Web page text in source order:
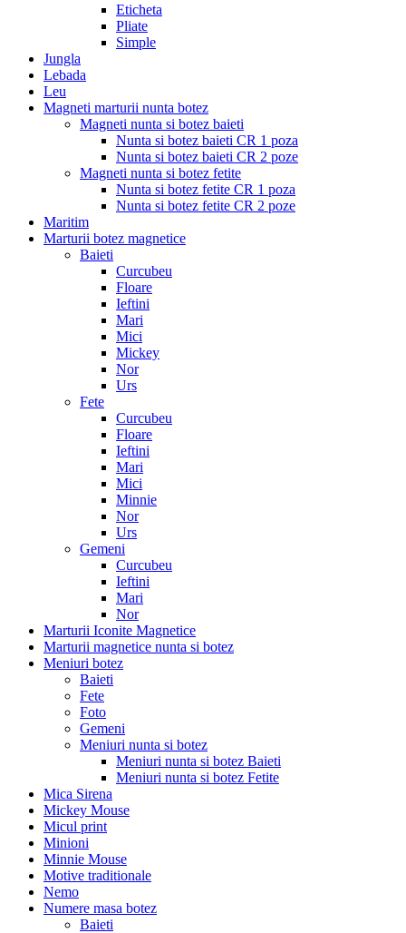
Eticheta
Pliate
Simple
Jungla
Lebada
Leu
Magneti marturii nunta botez
Magneti nunta si botez baieti
Nunta si botez baieti CR 1 poza
Nunta si botez baieti CR 2 poze
Magneti nunta si botez fetite
Nunta si botez fetite CR 1 poza
Nunta si botez fetite CR 2 poze
Maritim
Marturii botez magnetice
Baieti
Curcubeu
Floare
Ieftini
Mari
Mici
Mickey
Nor
Urs
Fete
Curcubeu
Floare
Ieftini
Mari
Mici
Minnie
Nor
Urs
Gemeni
Curcubeu
Ieftini
Mari
Nor
Marturii Iconite Magnetice
Marturii magnetice nunta si botez
Meniuri botez
Baieti
Fete
Foto
Gemeni
Meniuri nunta si botez
Meniuri nunta si botez Baieti
Meniuri nunta si botez Fetite
Mica Sirena
Mickey Mouse
Micul print
Minioni
Minnie Mouse
Motive traditionale
Nemo
Numere masa botez
Baieti